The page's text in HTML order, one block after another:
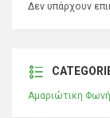
Δεν υπάρχουν
Αμαριώτικη Φωνή